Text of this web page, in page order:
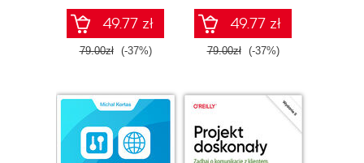
49.77 zł
79.00zł (-37%)
49.77 zł
79.00zł (-37%)